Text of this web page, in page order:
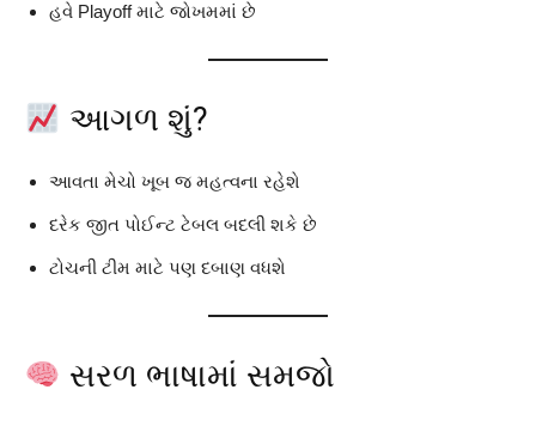
હવે Playoff માટે જોખમમાં છે
આગળ શું?
આવતા મેચો ખૂબ જ મહત્વના રહેશે
દરેક જીત પોઈન્ટ ટેબલ બદલી શકે છે
ટોચની ટીમ માટે પણ દબાણ વધશે
સરળ ભાષામાં સમજો